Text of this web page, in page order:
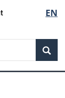
de
la
EN